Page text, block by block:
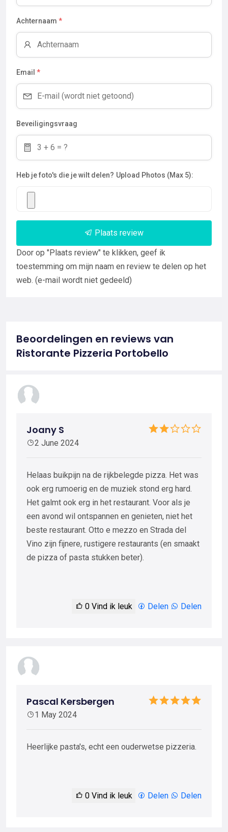
Achternaam *
Email *
Beveiligingsvraag
Heb je foto's die je wilt delen? Upload Photos (Max 5):
Plaats review
Door op "Plaats review" te klikken, geef ik
toestemming om mijn naam en review te delen op het
web. (e-mail wordt niet gedeeld)
Beoordelingen en reviews van
Ristorante Pizzeria Portobello
Joany S
2 June 2024
Helaas buikpijn na de rijkbelegde pizza. Het was
ook erg rumoerig en de muziek stond erg hard.
Het galmt ook erg in het restaurant. Voor als je
een avond wil ontspannen en genieten, niet het
beste restaurant. Otto e mezzo en Strada del
Vino zijn fijnere, rustigere restaurants (en smaakt
de pizza of pasta stukken beter).
0 Vind ik leuk Delen Delen
Pascal Kersbergen
1 May 2024
Heerlijke pasta's, echt een ouderwetse pizzeria.
0 Vind ik leuk Delen Delen